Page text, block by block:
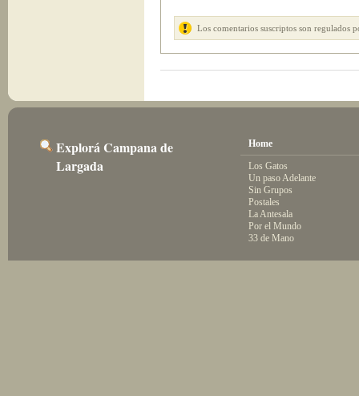
Los comentarios suscriptos son regulados
Explorá Campana de
Largada
Home
Los Gatos
Un paso Adelante
Sin Grupos
Postales
La Antesala
Por el Mundo
33 de Mano